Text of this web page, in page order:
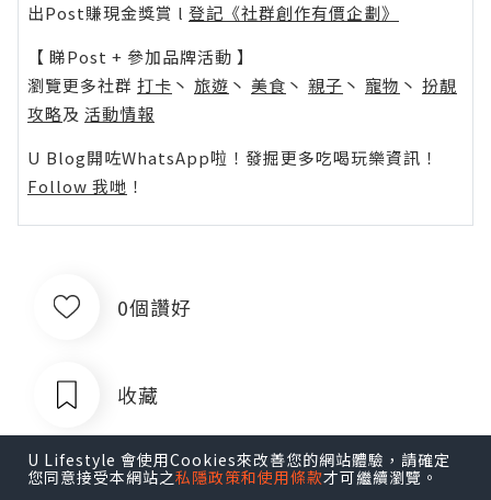
出Post賺現金獎賞 l 登記《社群創作有價企劃》
【 睇Post + 參加品牌活動 】
瀏覽更多社群 打卡 丶 旅遊 丶 美食 丶 親子 丶 寵物 丶 扮靚
攻略及 活動情報
U Blog開咗WhatsApp啦！發掘更多吃喝玩樂資訊！
Follow 我哋 ！
0個讚好
收藏
U Lifestyle 會使用Cookies來改善您的網站體驗，請確定
您同意接受本網站之私隱政策和使用條款才可繼續瀏覽。